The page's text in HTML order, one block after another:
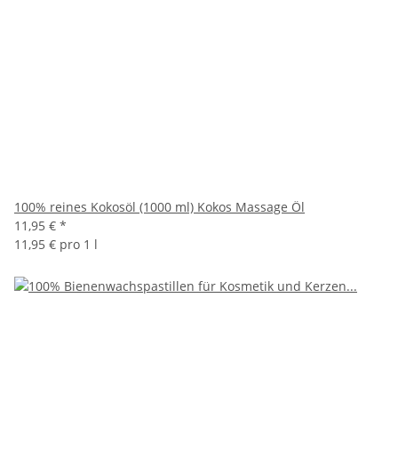
100% reines Kokosöl (1000 ml) Kokos Massage Öl
11,95 € *
11,95 € pro 1 l